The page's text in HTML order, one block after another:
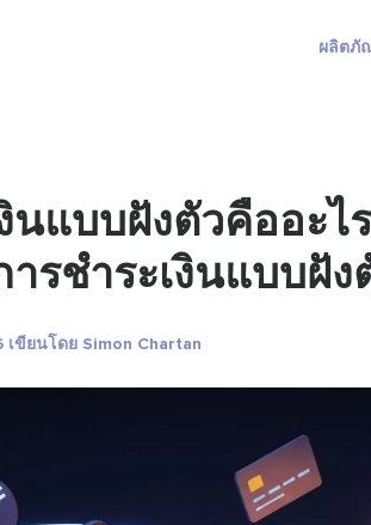
ผลิตภั
นแบบฝังตัวคืออะ
รชำระเงินแบบฝัง
เขียนโดย Simon Chartan